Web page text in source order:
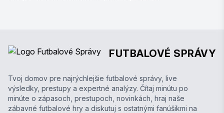
FUTBALOVÉ SPRÁVY
Tvoj domov pre najrýchlejšie futbalové správy, live
výsledky, prestupy a expertné analýzy. Čítaj minútu po
minúte o zápasoch, prestupoch, novinkách, hraj naše
zábavné futbalové hry a diskutuj s ostatnými fanúšikmi na